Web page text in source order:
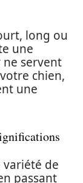
long ou
une
ne servent
chien,
une
variété de
passant